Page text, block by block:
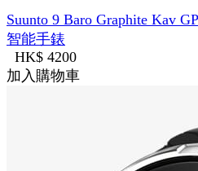
Suunto 9 Baro Graphite Kav
智能手錶
HK$ 4200
加入購物車